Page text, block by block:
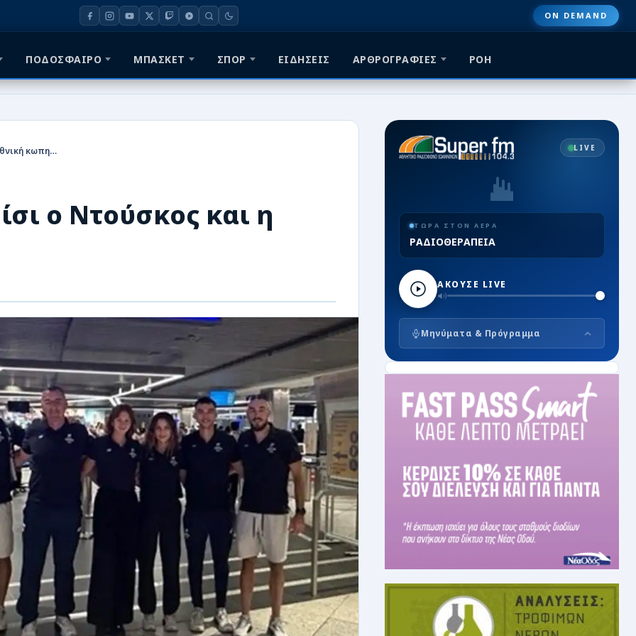
ON DEMAND
ΠΟΔΟΣΦΑΙΡΟ ΜΠΑΣΚΕΤ ΣΠΟΡ ΕΙΔΗΣΕΙΣ ΑΡΘΡΟΓΡΑΦΙΕΣ ΡΟΗ
Αναχώρησαν για Παρίσι ο Ντούσκος και η Εθνική κωπηλασίας
ο Ντούσκος και η
LIVE
ΤΩΡΑ ΣΤΟΝ ΑΕΡΑ
ΡΑΔΙΟΘΕΡΑΠΕΙΑ
ΑΚΟΥΣΕ LIVE
Μηνύματα & Πρόγραμμα